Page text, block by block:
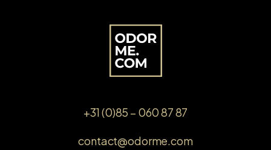
+31 (0)85 – 060 87 87
contact@odorme.com